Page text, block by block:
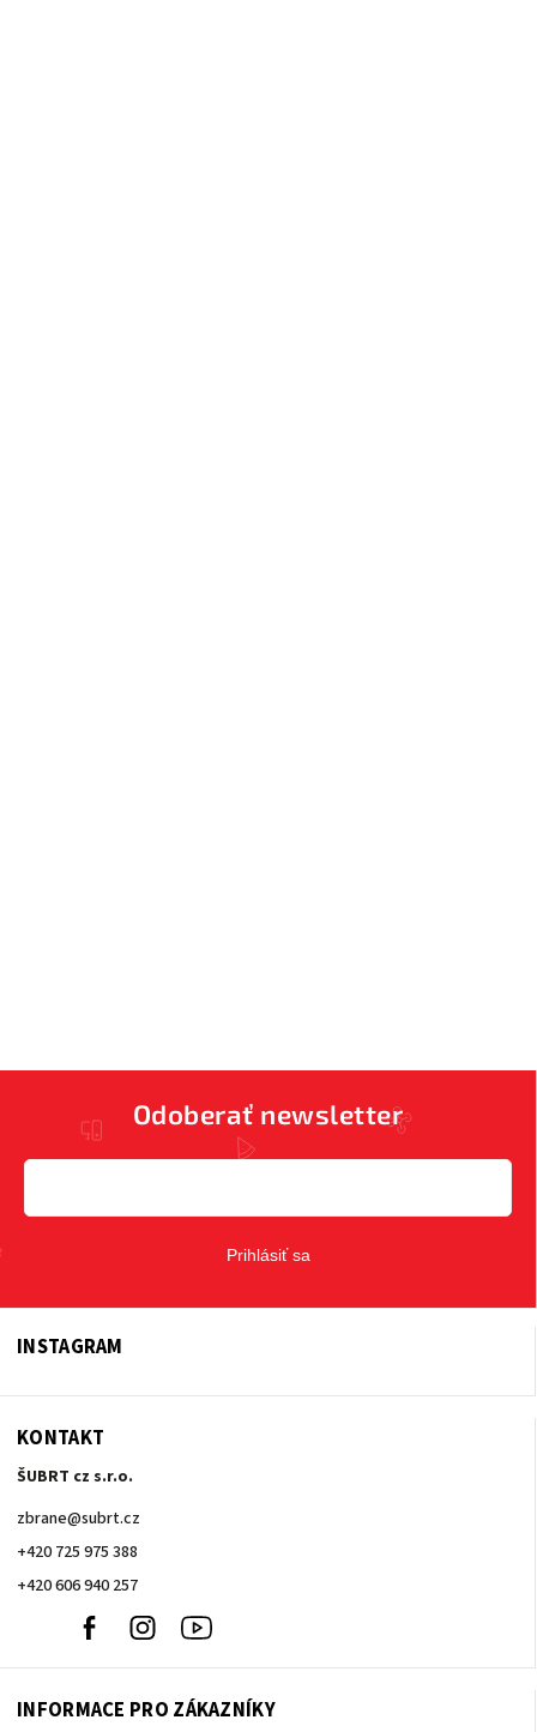
Odoberať newsletter
Prihlásiť sa
INSTAGRAM
KONTAKT
ŠUBRT cz s.r.o.
zbrane@subrt.cz
+420 725 975 388
+420 606 940 257
+420
940
Facebook Instagram
INFORMACE PRO ZÁKAZNÍKY